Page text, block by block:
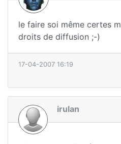
le faire soi même certes
droits de diffusion ;-)
17-04-2007 16:19
irulan